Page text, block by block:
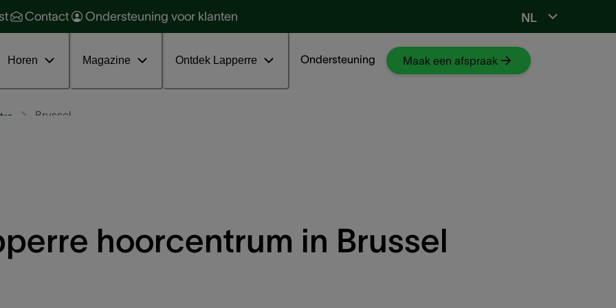
Contact Ondersteuning voor klanten NL
Horen Magazine Ontdek Lapperre Ondersteuning Maak een afspraak
en soorten
en behandelen
Ga naar NKO-web
Brussel
hoorcentrum in Brussel